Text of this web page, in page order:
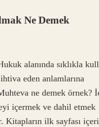
Ne Demek
alanında sıklıkla
eden anlamlarına
ne demek örnek?
içermek ve dahil etmek
Kitapların ilk sayfası